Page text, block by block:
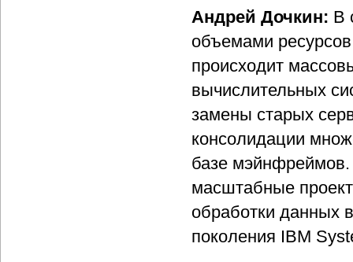
Андрей Дочкин: В
объемами
происходит
вычислительных
замены старых
консолидации
базе мэйнфреймов.
масштабные
обработки
поколения IBM